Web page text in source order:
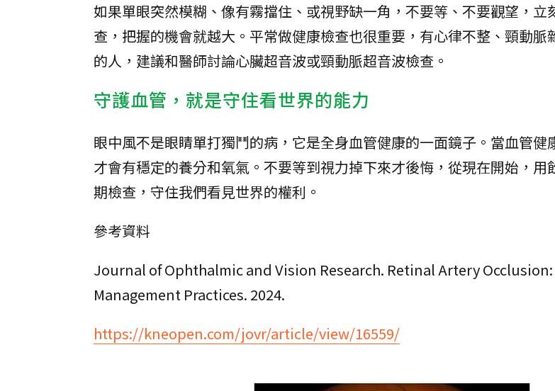
如果單眼突然模糊、像有霧擋住、或視野缺一角，不要等、不要觀望，立
查，把握的機會就越大。平常做健康檢查也很重要，有心律不整、頸動脈
的人，建議和醫師討論心臟超音波或頸動脈超音波檢查。
守護血管，就是守住看世界的能力
眼中風不是眼睛單打獨鬥的病，它是全身血管健康的一面鏡子。當血管健
才會有穩定的養分和氧氣。不要等到視力掉下來才後悔，從現在開始，用
期檢查，守住我們看見世界的權利。
參考資料
Journal of Ophthalmic and Vision Research. Retinal Artery
Management Practices. 2024.
https://kneopen.com/jovr/article/view/16559/